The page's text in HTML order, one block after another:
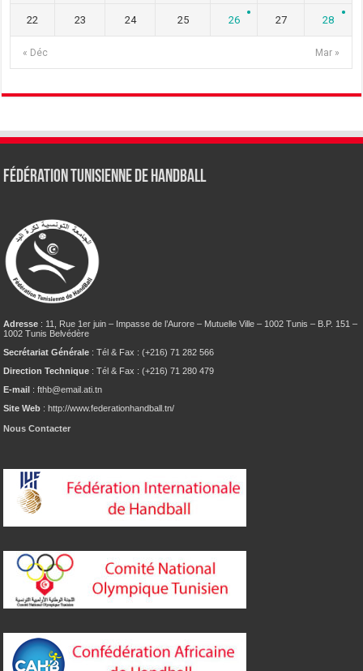
« Déc Mar »
22 23 24 25 26 27 28
Fédération tunisienne de Handball
Adresse : 11, Rue 1er juin – Impasse de l’Aurore – Mutuelle Ville – 1002 Tunis – B.P. 151 –
1002 Tunis Belvédère
Secrétariat Générale : Tél & Fax : (+216) 71 282 566
Direction Technique : Tél & Fax : (+216) 71 280 479
E-mail : fthb@email.ati.tn
Site Web : http://www.federationhandball.tn/
Nous Contacter